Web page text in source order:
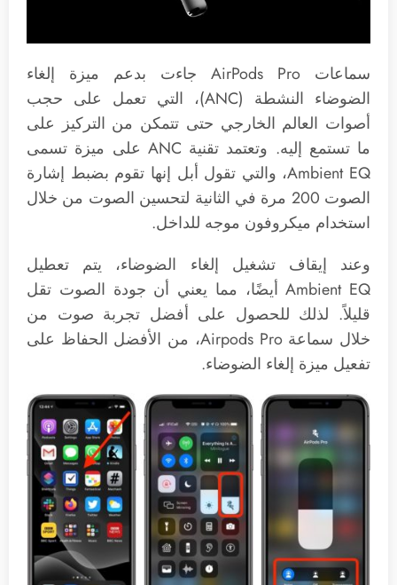
‌سماعات AirPods Pro‌ جاءت بدعم ميزة إلغاء
الضوضاء النشطة (ANC)، التي تعمل على حجب
أصوات العالم الخارجي حتى تتمكن من التركيز على
ما تستمع إليه. وتعتمد تقنية ANC على ميزة تسمى
Ambient EQ، والتي تقول أبل إنها تقوم بضبط إشارة
الصوت 200 مرة في الثانية لتحسين الصوت من خلال
استخدام ميكروفون موجه للداخل.
وعند إيقاف تشغيل إلغاء الضوضاء، يتم تعطيل
Ambient EQ أيضًا، مما يعني أن جودة الصوت تقل
قليلاً. لذلك للحصول على أفضل تجربة صوت من
خلال سماعة Airpods Pro، من الأفضل الحفاظ على
تفعيل ميزة إلغاء الضوضاء.